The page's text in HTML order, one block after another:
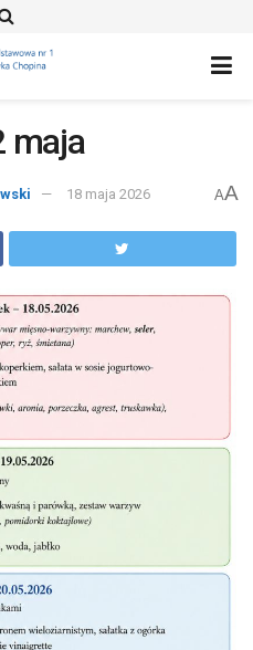
maja
18 maja 2026 AA